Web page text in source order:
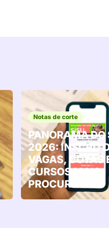
Notas de corte
PANORAMA DO
2026:
VAGAS, COTAS
CURSOS MAIS
PROCURADOS